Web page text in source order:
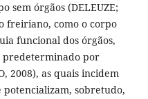
sem órgãos (DELEUZE;
freiriano, como o corpo
funcional dos órgãos,
predeterminado por
2008), as quais incidem
potencializam, sobretudo,